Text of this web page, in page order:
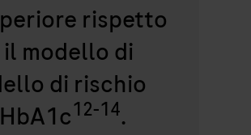
rispetto
modello di
di rischio
12-14.